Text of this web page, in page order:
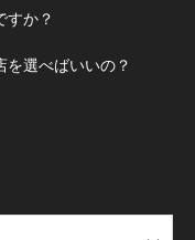
すか？
を選べばいいの？